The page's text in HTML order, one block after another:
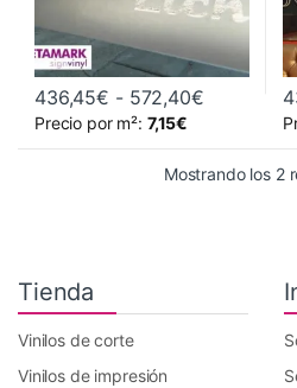
436,45€ - 572,40€Rango de
Precio por m²: 7,15€
Este producto tiene múltiples
Mostrando los 2
Tienda
Vinilos de corte
Vinilos de impresión